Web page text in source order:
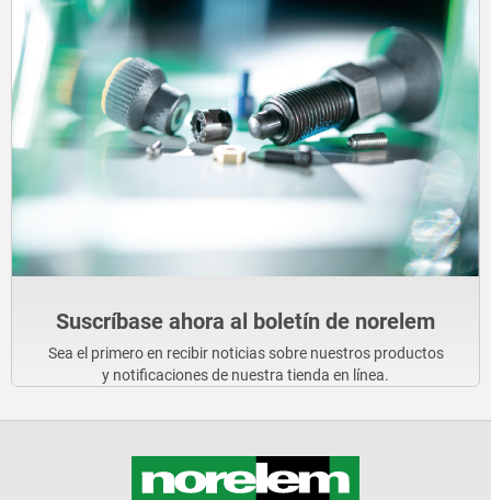
Suscríbase ahora al boletín de norelem
Sea el primero en recibir noticias sobre nuestros productos
y notificaciones de nuestra tienda en línea.